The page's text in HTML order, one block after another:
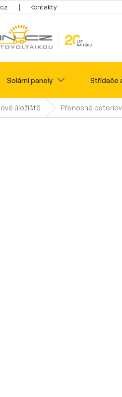
Kontakty
Solární panely Střídače
vody
úložiště Přenosné